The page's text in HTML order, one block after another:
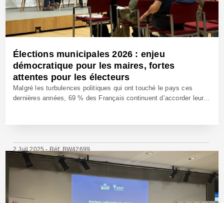
Élections municipales 2026 : enjeu
démocratique pour les maires, fortes
attentes pour les électeurs
Malgré les turbulences politiques qui ont touché le pays ces
dernières années, 69 % des Français continuent d’accorder leur...
2 Juil 2025 - Réf: BW42699